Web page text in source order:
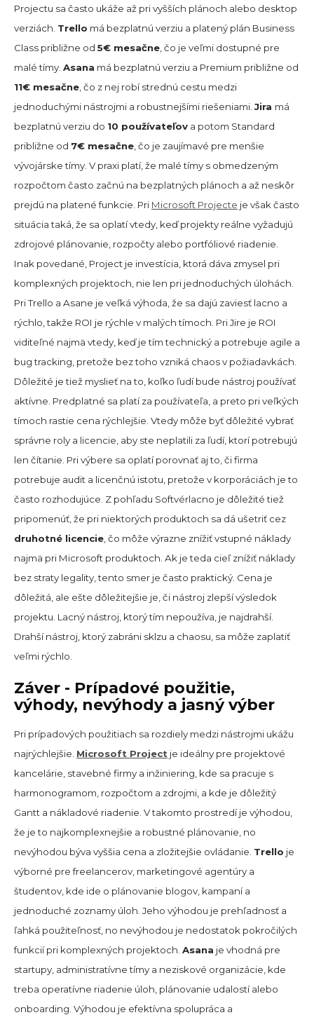
Projectu sa často ukáže až pri vyšších plánoch alebo desktop
verziách. Trello má bezplatnú verziu a platený plán Business
Class približne od 5€ mesačne , čo je veľmi dostupné pre
malé tímy. Asana má bezplatnú verziu a Premium približne od
11€ mesačne , čo z nej robí strednú cestu medzi
jednoduchými nástrojmi a robustnejšími riešeniami.Jira má
bezplatnú verziu do 10 používateľov a potom Standard
približne od 7€ mesačne , čo je zaujímavé pre menšie
vývojárske tímy. V praxi platí, že malé tímy s obmedzeným
rozpočtom často začnú na bezplatných plánoch a až neskôr
prejdú na platené funkcie. Pri Microsoft Projecte je však často
situácia taká, že sa oplatí vtedy, keď projekty reálne vyžadujú
zdrojové plánovanie, rozpočty alebo portfóliové riadenie.
Inak povedané, Project je investícia, ktorá dáva zmysel pri
komplexných projektoch, nie len pri jednoduchých úlohách.
Pri Trello a Asane je veľká výhoda, že sa dajú zaviesť lacno a
rýchlo, takže ROI je rýchle v malých tímoch. Pri Jire je ROI
viditeľné najmä vtedy, keď je tím technický a potrebuje agile a
bug tracking, pretože bez toho vzniká chaos v požiadavkách.
Dôležité je tiež myslieť na to, koľko ľudí bude nástroj používať
aktívne. Predplatné sa platí za používateľa, a preto pri veľkých
tímoch rastie cena rýchlejšie. Vtedy môže byť dôležité vybrať
správne roly a licencie, aby ste neplatili za ľudí, ktorí potrebujú
len čítanie. Pri výbere sa oplatí porovnať aj to, či firma
potrebuje audit a licenčnú istotu, pretože v korporáciách je to
často rozhodujúce. Z pohľadu Softvérlacno je dôležité tiež
pripomenúť, že pri niektorých produktoch sa dá ušetriť cez
druhotné licencie , čo môže výrazne znížiť vstupné náklady
najmä pri Microsoft produktoch. Ak je teda cieľ znížiť náklady
bez straty legality, tento smer je často praktický. Cena je
dôležitá, ale ešte dôležitejšie je, či nástroj zlepší výsledok
projektu. Lacný nástroj, ktorý tím nepoužíva, je najdrahší.
Drahší nástroj, ktorý zabráni sklzu a chaosu, sa môže zaplatiť
veľmi rýchlo.
Záver - Prípadové použitie,
výhody, nevýhody a jasný výber
Pri prípadových použitiach sa rozdiely medzi nástrojmi ukážu
najrýchlejšie. Microsoft Project je ideálny pre projektové
kancelárie, stavebné firmy a inžiniering, kde sa pracuje s
harmonogramom, rozpočtom a zdrojmi, a kde je dôležitý
Gantt a nákladové riadenie. V takomto prostredí je výhodou,
že je to najkomplexnejšie a robustné plánovanie, no
nevýhodou býva vyššia cena a zložitejšie ovládanie. Trello je
výborné pre freelancerov, marketingové agentúry a
študentov, kde ide o plánovanie blogov, kampaní a
jednoduché zoznamy úloh. Jeho výhodou je prehľadnosť a
ľahká použiteľnosť, no nevýhodou je nedostatok pokročilých
funkcií pri komplexných projektoch. Asana je vhodná pre
startupy, administratívne tímy a neziskové organizácie, kde
treba operatívne riadenie úloh, plánovanie udalostí alebo
onboarding. Výhodou je efektívna spolupráca a